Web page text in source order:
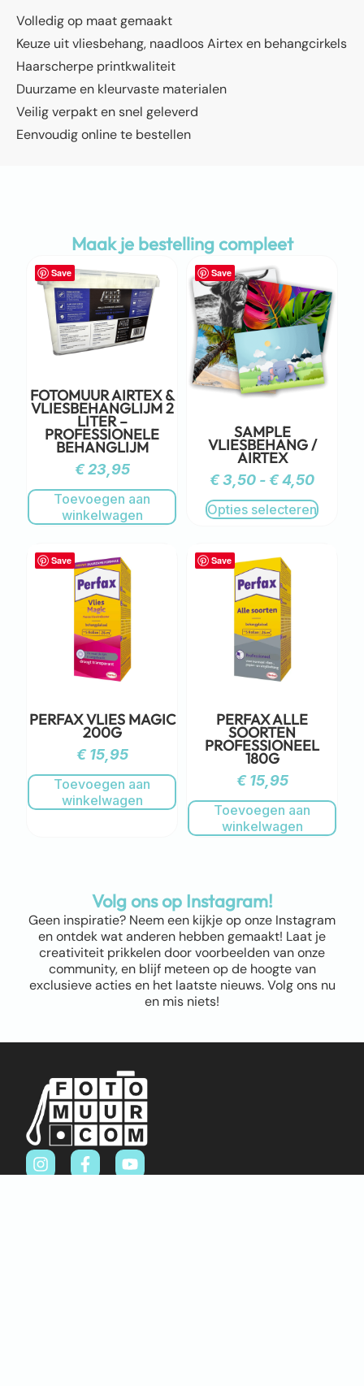
Volledig op maat gemaakt
Keuze uit vliesbehang, naadloos Airtex en behangcirkels
Haarscherpe printkwaliteit
Duurzame en kleurvaste materialen
Veilig verpakt en snel geleverd
Eenvoudig online te bestellen
Maak je bestelling compleet
Save
FOTOMUUR AIRTEX &
VLIESBEHANGLIJM 2
LITER –
PROFESSIONELE
BEHANGLIJM
€23,95
Toevoegen aan
winkelwagen
Save
SAMPLE
VLIESBEHANG /
AIRTEX
€3,50 - €4,50
Opties selecteren
Save
PERFAX VLIES MAGIC
200G
€15,95
Toevoegen aan
winkelwagen
Save
PERFAX ALLE
SOORTEN
PROFESSIONEEL
180G
€15,95
Toevoegen aan
winkelwagen
Volg ons op Instagram!
Geen inspiratie? Neem een kijkje op onze Instagram
en ontdek wat anderen hebben gemaakt! Laat je
creativiteit prikkelen door voorbeelden van onze
community, en blijf meteen op de hoogte van
exclusieve acties en het laatste nieuws. Volg ons nu
en mis niets!